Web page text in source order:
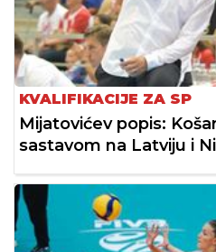
KVALIFIKACIJE ZA SP
Mijatovićev popis:
sastavom na Latviju i